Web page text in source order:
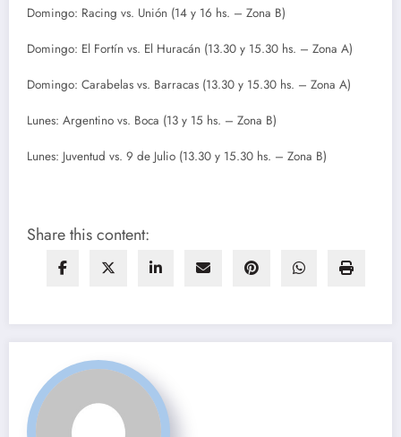
Domingo: Racing vs. Unión (14 y 16 hs. – Zona B)
Domingo: El Fortín vs. El Huracán (13.30 y 15.30 hs. – Zona A)
Domingo: Carabelas vs. Barracas (13.30 y 15.30 hs. – Zona A)
Lunes: Argentino vs. Boca (13 y 15 hs. – Zona B)
Lunes: Juventud vs. 9 de Julio (13.30 y 15.30 hs. – Zona B)
Share this content: